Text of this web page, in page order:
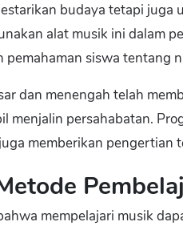
budaya tetapi juga
alat musik ini dalam
siswa tentang
dan menengah telah
menjalin persahabatan.
memberikan pengertian
mempelajari musik